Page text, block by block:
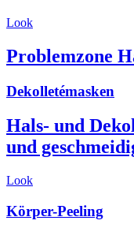
Look
Problemzone
Dekolletémasken
Hals- und
und
Look
Körper-Peeling